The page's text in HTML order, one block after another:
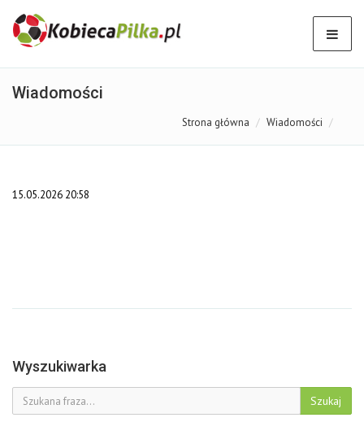
Wiadomości
Strona główna Wiadomości
15.05.2026 20:58
Wyszukiwarka
Szukaj